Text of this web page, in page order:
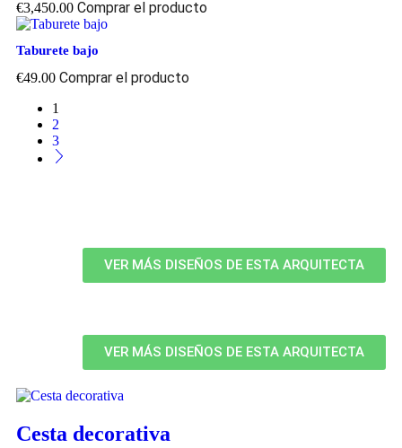
€3,450.00 Comprar el producto
Taburete bajo
€49.00 Comprar el producto
1
2
3
VER MÁS DISEÑOS DE ESTA ARQUITECTA
VER MÁS DISEÑOS DE ESTA ARQUITECTA
Cesta decorativa